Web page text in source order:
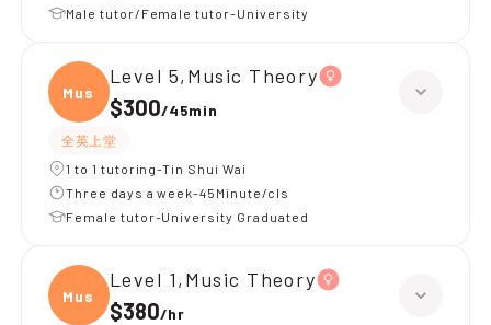
Male tutor/Female tutor-University
Music
Level 5,Music Theory
$300/45min
全英上堂
1 to 1 tutoring-Tin Shui Wai
Three days a week-45Minute/cls
Female tutor-University Graduated
Music
Level 1,Music Theory
$380/hr